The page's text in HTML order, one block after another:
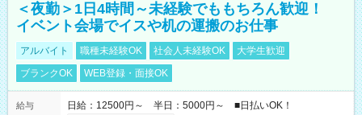
＜夜勤＞1日4時間～未経験でももちろん歓迎！
イベント会場でイスや机の運搬のお仕事
アルバイト 職種未経験OK 社会人未経験OK
大学生歓迎
ブランクOK
WEB登録・面接OK
給与
日給：12500円～ 半日：5000円～ ■日払いOK！